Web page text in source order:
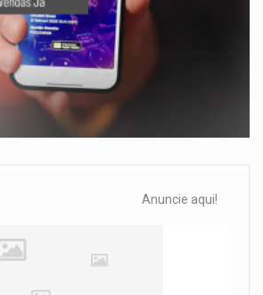
Anuncie aqui!